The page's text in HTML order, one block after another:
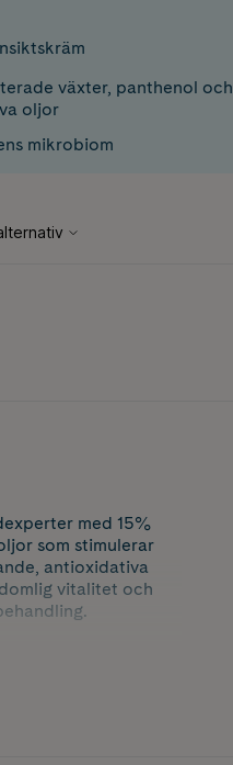
växter, panthenol och
oljor
mikrobiom
med 15%
som stimulerar
antioxidativa
vitalitet och